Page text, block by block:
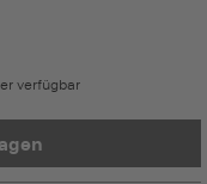
verfügbar